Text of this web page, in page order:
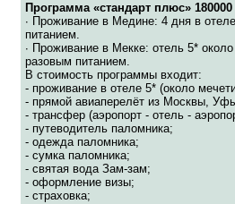
Программа «стандарт плюс» 180000
∙ Проживание в Медине: 4 дня в
питанием.
∙ Проживание в Мекке: отель 5*
разовым питанием.
В стоимость программы входит:
- проживание в отеле 5* (около
- прямой авиаперелёт из Москвы,
- трансфер (аэропорт - отель -
- путеводитель паломника;
- одежда паломника;
- сумка паломника;
- святая вода Зам-зам;
- оформление визы;
- страховка;